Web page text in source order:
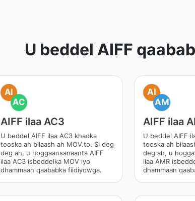
U beddel AIFF
AI
AC
AIFF ilaa AC3
U beddel AIFF ilaa AC3 khadka
tooska ah bilaash ah MOV.to. Si deg
deg ah, u hoggaansanaanta AIFF
ilaa AC3 isbeddelka MOV iyo
dhammaan qaababka fiidiyowga.
AI
AM
AIFF ilaa
U beddel AIFF
tooska ah
deg ah, u
ilaa AMR
dhammaan